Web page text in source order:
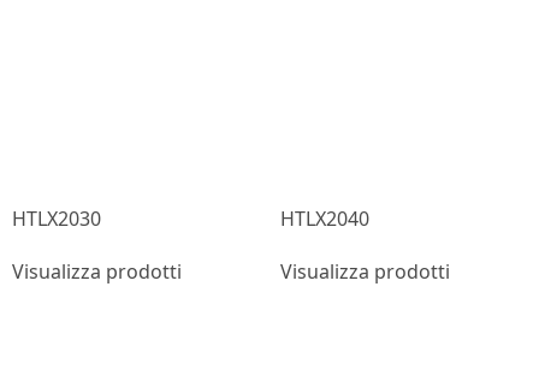
HTLX2030
Visualizza prodotti
HTLX2040
Visualizza prodotti